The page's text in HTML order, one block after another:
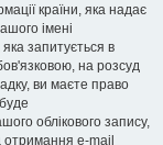
країни, яка надає
імені
запитується в
на розсуд
ви маєте право
облікового запису,
отримання e-mail